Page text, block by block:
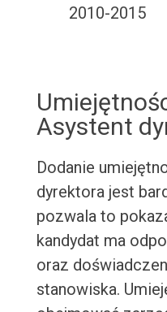
2010-2015
Asystent
Dodanie
dyrektora jest
pozwala to
kandydat ma
oraz
stanowiska.